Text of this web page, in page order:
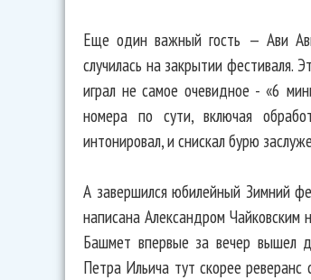
Еще один важный гость — Ави
случилась на закрытии фестиваля.
играл не самое очевидное - «6
номера по сути, включая
интонировал, и снискал бурю
А завершился юбилейный Зимний
написана Александром Чайковским
Башмет впервые за вечер вышел
Петра Ильича тут скорее реверанс